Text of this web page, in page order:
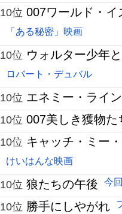
10位 007ワールド・イ
「ある秘密」映画
10位 ウォルター少年
ロバート・デュバル
10位 エネミー・ライン
10位 007美しき獲物た
10位 キャッチ・ミー
けいはんな映画
10位 狼たちの午後 今
10位 勝手にしやがれ